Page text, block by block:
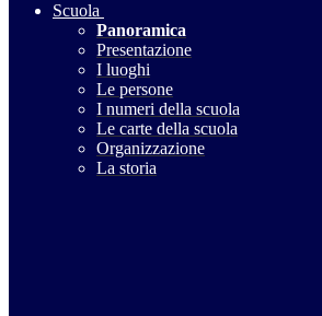
Scuola
Panoramica
Presentazione
I luoghi
Le persone
I numeri della scuola
Le carte della scuola
Organizzazione
La storia